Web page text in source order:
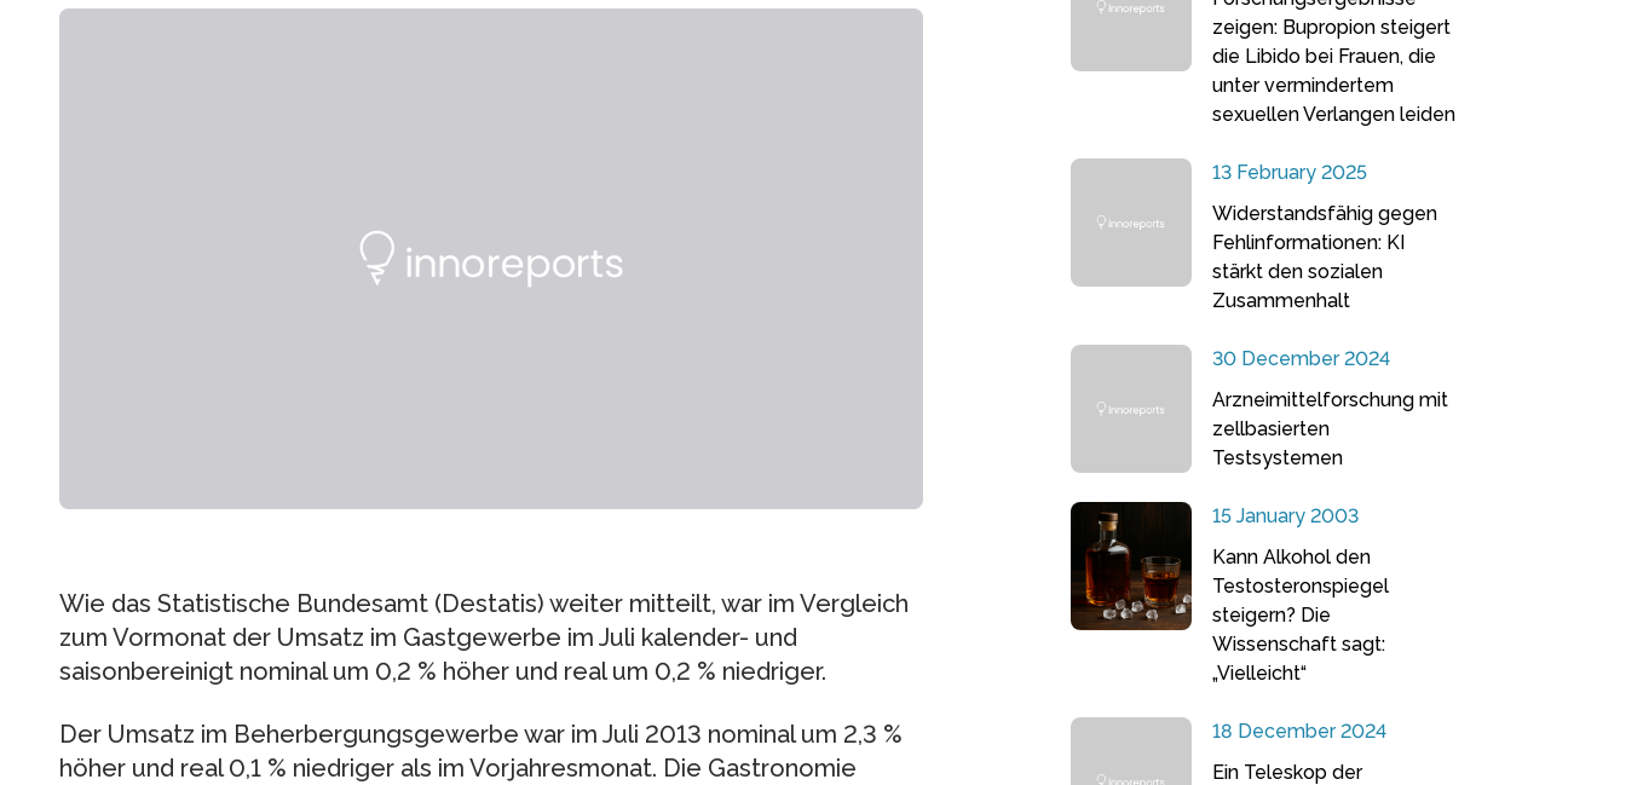
Wie das Statistische Bundesamt (Destatis) weiter mitteilt, war im Vergleich
zum Vormonat der Umsatz im Gastgewerbe im Juli kalender- und
saisonbereinigt nominal um 0,2 % höher und real um 0,2 % niedriger.
Der Umsatz im Beherbergungsgewerbe war im Juli 2013 nominal um 2,3 %
höher und real 0,1 % niedriger als im Vorjahresmonat. Die Gastronomie
zeigen: Bupropion steigert
die Libido bei Frauen, die
unter vermindertem
sexuellen Verlangen leiden
13 February 2025
Widerstandsfähig gegen
Fehlinformationen: KI
stärkt den sozialen
Zusammenhalt
30 December 2024
Arzneimittelforschung mit
zellbasierten
Testsystemen
15 January 2003
Kann Alkohol den
Testosteronspiegel
steigern? Die
Wissenschaft sagt:
„Vielleicht“
18 December 2024
Ein Teleskop der